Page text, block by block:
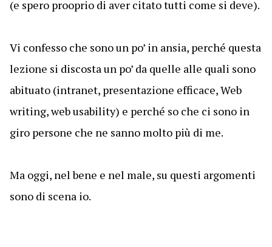
(e spero prooprio di aver citato tutti come si deve).
Vi confesso che sono un po’ in ansia, perché questa
lezione si discosta un po’ da quelle alle quali sono
abituato (intranet, presentazione efficace, Web
writing, web usability) e perché so che ci sono in
giro persone che ne sanno molto più di me.
Ma oggi, nel bene e nel male, su questi argomenti
sono di scena io.